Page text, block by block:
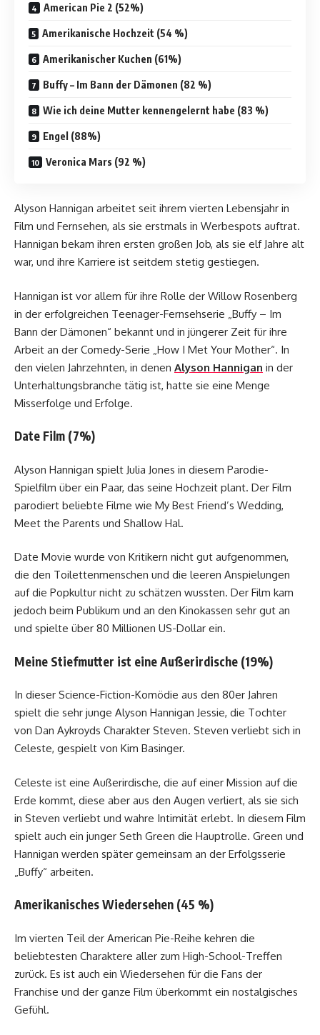
American Pie 2 (52%)
Amerikanische Hochzeit (54 %)
Amerikanischer Kuchen (61%)
Buffy – Im Bann der Dämonen (82 %)
Wie ich deine Mutter kennengelernt habe (83 %)
Engel (88%)
Veronica Mars (92 %)
Alyson Hannigan arbeitet seit ihrem vierten Lebensjahr in
Film und Fernsehen, als sie erstmals in Werbespots auftrat.
Hannigan bekam ihren ersten großen Job, als sie elf Jahre alt
war, und ihre Karriere ist seitdem stetig gestiegen.
Hannigan ist vor allem für ihre Rolle der Willow Rosenberg
in der erfolgreichen Teenager-Fernsehserie „Buffy – Im
Bann der Dämonen“ bekannt und in jüngerer Zeit für ihre
Arbeit an der Comedy-Serie „How I Met Your Mother“. In
den vielen Jahrzehnten, in denen Alyson Hannigan in der
Unterhaltungsbranche tätig ist, hatte sie eine Menge
Misserfolge und Erfolge.
Date Film (7%)
Alyson Hannigan spielt Julia Jones in diesem Parodie-
Spielfilm über ein Paar, das seine Hochzeit plant. Der Film
parodiert beliebte Filme wie My Best Friend’s Wedding,
Meet the Parents und Shallow Hal.
Date Movie wurde von Kritikern nicht gut aufgenommen,
die den Toilettenmenschen und die leeren Anspielungen
auf die Popkultur nicht zu schätzen wussten. Der Film kam
jedoch beim Publikum und an den Kinokassen sehr gut an
und spielte über 80 Millionen US-Dollar ein.
Meine Stiefmutter ist eine Außerirdische (19%)
In dieser Science-Fiction-Komödie aus den 80er Jahren
spielt die sehr junge Alyson Hannigan Jessie, die Tochter
von Dan Aykroyds Charakter Steven. Steven verliebt sich in
Celeste, gespielt von Kim Basinger.
Celeste ist eine Außerirdische, die auf einer Mission auf die
Erde kommt, diese aber aus den Augen verliert, als sie sich
in Steven verliebt und wahre Intimität erlebt. In diesem Film
spielt auch ein junger Seth Green die Hauptrolle. Green und
Hannigan werden später gemeinsam an der Erfolgsserie
„Buffy“ arbeiten.
Amerikanisches Wiedersehen (45 %)
Im vierten Teil der American Pie-Reihe kehren die
beliebtesten Charaktere aller zum High-School-Treffen
zurück. Es ist auch ein Wiedersehen für die Fans der
Franchise und der ganze Film überkommt ein nostalgisches
Gefühl.